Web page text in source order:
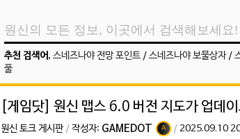
추천 검색어 , 스네즈나야 전망 포인트 / 스네즈나야 보물상자/
풀
[게임닷] 원신 맵스 6.0 버전 지도가 업데
원신 토크 게시판/ 작성자: GAMEDOT A / 2025.09.10